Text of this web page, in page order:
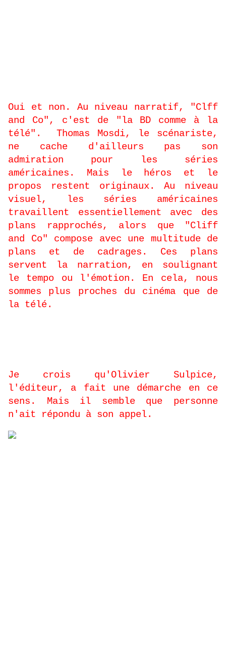
Oui et non. Au niveau narratif, "Clff
and Co", c'est de "la BD comme à la
télé".
Thomas Mosdi, le scénariste,
ne cache d'ailleurs pas son
admiration pour les séries
américaines. Mais le héros et le
propos restent originaux. Au niveau
visuel, les séries américaines
travaillent essentiellement avec des
plans rapprochés, alors que "Cliff
and Co" compose avec une multitude de
plans et de cadrages. Ces plans
servent la narration, en soulignant
le tempo ou l'émotion. En cela, nous
sommes plus proches du cinéma que de
la télé.
Je crois qu'Olivier Sulpice,
l'éditeur, a fait une démarche en ce
sens. Mais il semble que personne
n'ait répondu à son appel.